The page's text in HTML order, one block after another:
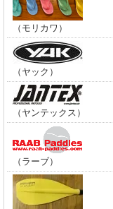
（モリカワ）
（ヤック）
（ヤンテックス）
（ラーブ）